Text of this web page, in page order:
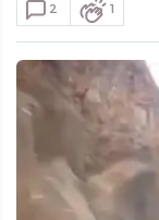
2 1